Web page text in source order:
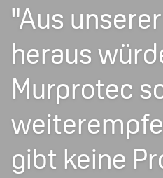
"Aus
heraus
Murprotec
gibt keine